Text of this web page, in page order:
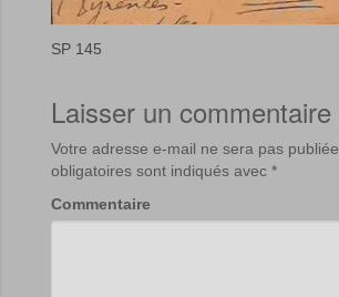
SP 145
Laisser un commentaire
Votre adresse e-mail ne sera pas publiée.
obligatoires sont indiqués avec *
Commentaire